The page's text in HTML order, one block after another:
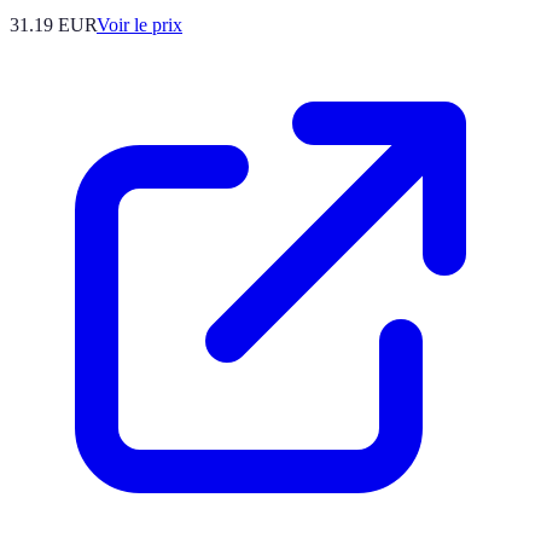
31.19 EURVoir le prix